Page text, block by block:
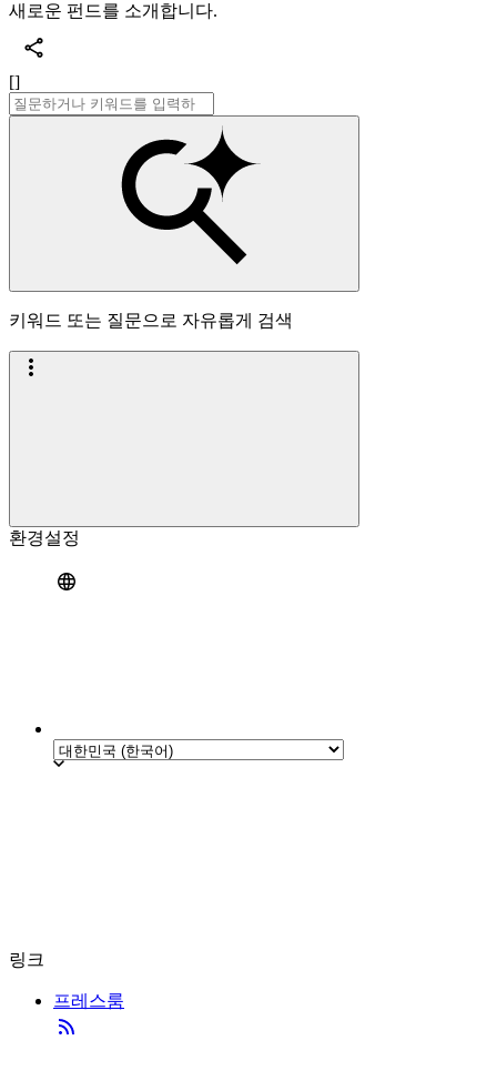
새로운 펀드를 소개합니다.
[]
키워드 또는 질문으로 자유롭게 검색
환경설정
링크
프레스룸